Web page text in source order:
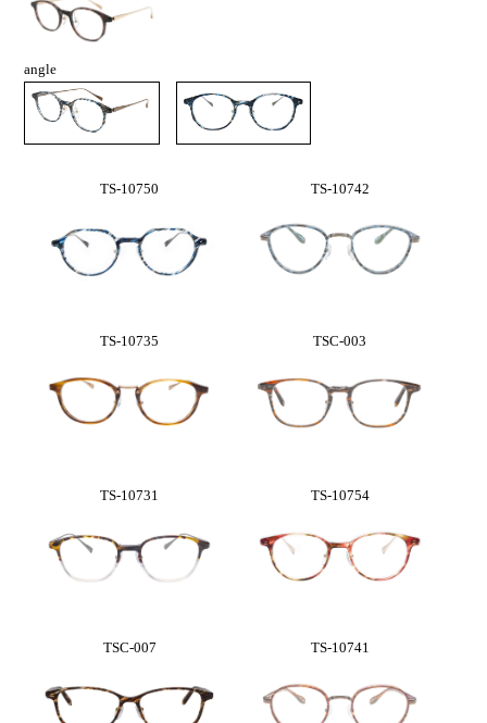
angle
TS-10750 TS-10742
TS-10735 TSC-003
TS-10731 TS-10754
TSC-007 TS-10741